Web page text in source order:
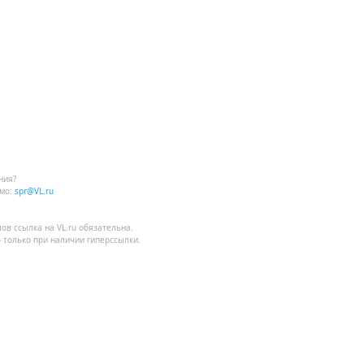
spr@VL.ru
ссылка на VL.ru обязательна.
при наличии гиперссылки.